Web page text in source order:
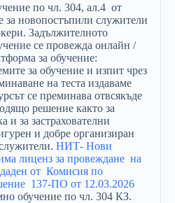
по чл. 304, ал.4 от
за новопостъпили служители
Задължителното
се провежда онлайн /
за обучение:
за обучение и изпит чрез
на теста издаваме
се преминава отвсякъде
решение както за
и за застрахователни
и добре организиран
НИТ- Нови
лиценз за провеждане на
от Комисия по
137-ПО от 12.03.2026
обучение по чл. 304 КЗ.